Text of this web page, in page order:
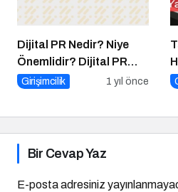
Dijital PR Nedir? Niye
Önemlidir? Dijital PR
Nasıl Uygulanır?
Girişimcilik 1 yıl önce
Bir Cevap Yaz
E-posta adresiniz